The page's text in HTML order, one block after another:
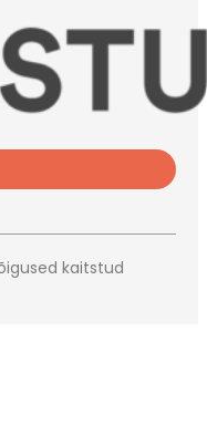
kaitstud